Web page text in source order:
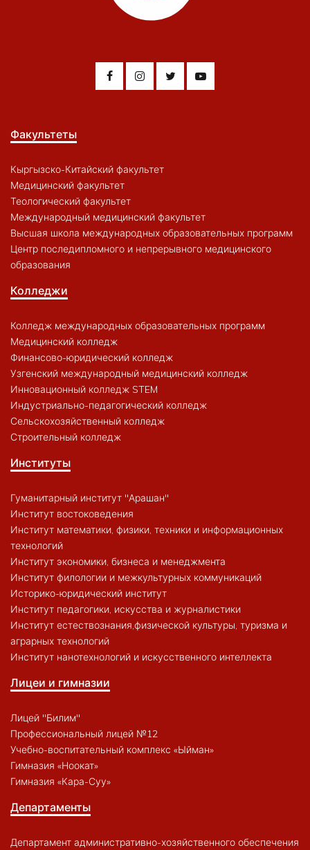
Факультеты
Кыргызско-Китайский факультет
Медицинский факультет
Теологический факультет
Международный медицинский факультет
Высшая школа международных образовательных программ
Центр последипломного и непрерывного медицинского
образования
Колледжи
Колледж международных образовательных программ
Медицинский колледж
Финансово-юридический колледж
Узгенский международный медицинский колледж
Инновационный колледж STEM
Индустриально-педагогический колледж
Сельскохозяйственный колледж
Строительный колледж
Институты
Гуманитарный институт "Арашан"
Институт востоковедения
Институт математики, физики, техники и информационных
технологий
Институт экономики, бизнеса и менеджмента
Институт филологии и межкультурных коммуникаций
Историко-юридический институт
Институт педагогики, искусства и журналистики
Институт естествознания,физической культуры, туризма и
аграрных технологий
Институт нанотехнологий и искусственного интеллекта
Лицеи и гимназии
Лицей "Билим"
Профессиональный лицей №12
Учебно-воспитательный комплекс «Ыйман»
Гимназия «Ноокат»
Гимназия «Кара-Суу»
Департаменты
Департамент административно-хозяйственного обеспечения